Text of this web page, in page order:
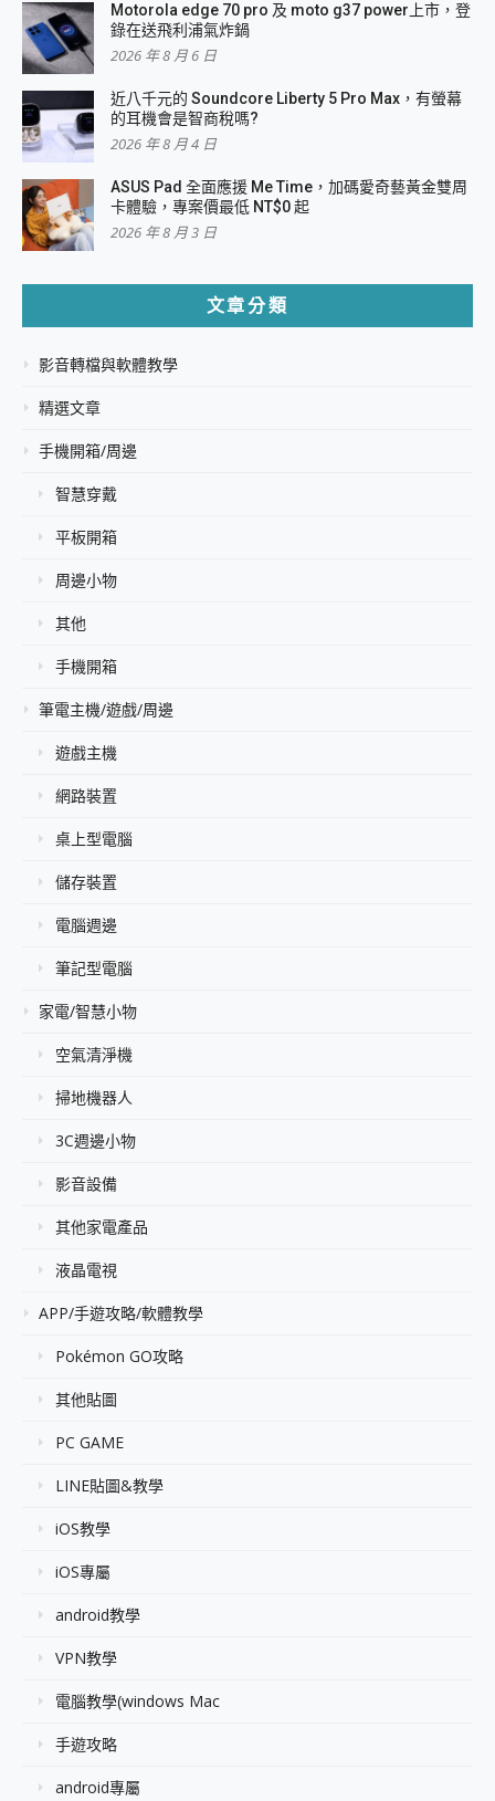
Motorola edge 70 pro 及 moto g37 power上市，登
錄在送飛利浦氣炸鍋
2026 年 8 月 6 日
近八千元的 Soundcore Liberty 5 Pro Max，有螢幕
的耳機會是智商稅嗎?
2026 年 8 月 4 日
ASUS Pad 全面應援 Me Time，加碼愛奇藝黃金雙周
卡體驗，專案價最低 NT$0 起
2026 年 8 月 3 日
文章分類
影音轉檔與軟體教學
精選文章
手機開箱/周邊
智慧穿戴
平板開箱
周邊小物
其他
手機開箱
筆電主機/遊戲/周邊
遊戲主機
網路裝置
桌上型電腦
儲存裝置
電腦週邊
筆記型電腦
家電/智慧小物
空氣清淨機
掃地機器人
3C週邊小物
影音設備
其他家電產品
液晶電視
APP/手遊攻略/軟體教學
Pokémon GO攻略
其他貼圖
PC GAME
LINE貼圖&教學
iOS教學
iOS專屬
android教學
VPN教學
電腦教學(windows Mac
手遊攻略
android專屬